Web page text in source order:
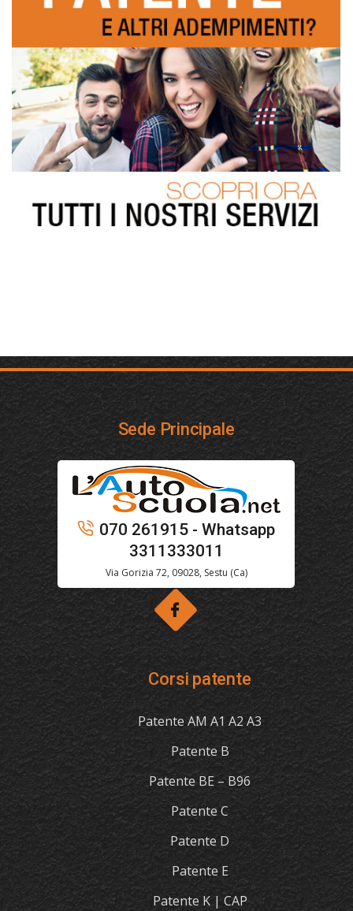
Sede Principale
070 261915 - Whatsapp
3311333011
Via Gorizia 72, 09028, Sestu (Ca)
Corsi patente
Patente AM A1 A2 A3
Patente B
Patente BE – B96
Patente C
Patente D
Patente E
Patente K | CAP